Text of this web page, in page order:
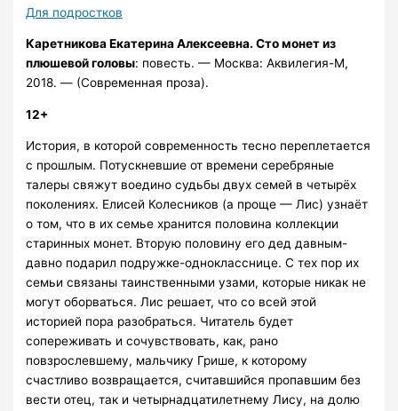
Для подростков
Каретникова Екатерина Алексеевна. Сто монет из
плюшевой головы: повесть. — Москва: Аквилегия-М,
2018. — (Современная проза).
12+
История, в которой современность тесно переплетается
с прошлым. Потускневшие от времени серебряные
талеры свяжут воедино судьбы двух семей в четырёх
поколениях. Елисей Колесников (а проще — Лис) узнаёт
о том, что в их семье хранится половина коллекции
старинных монет. Вторую половину его дед давным-
давно подарил подружке-однокласснице. С тех пор их
семьи связаны таинственными узами, которые никак не
могут оборваться. Лис решает, что со всей этой
историей пора разобраться. Читатель будет
сопереживать и сочувствовать, как, рано
повзрослевшему, мальчику Грише, к которому
счастливо возвращается, считавшийся пропавшим без
вести отец, так и четырнадцатилетнему Лису, на долю